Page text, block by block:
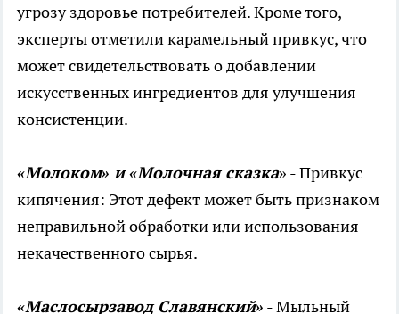
угрозу здоровье потребителей. Кроме того,
эксперты отметили карамельный привкус, что
может свидетельствовать о добавлении
искусственных ингредиентов для улучшения
консистенции.
«Молоком» и «Молочная сказка» - Привкус
кипячения: Этот дефект может быть признаком
неправильной обработки или использования
некачественного сырья.
«Маслосырзавод Славянский» - Мыльный